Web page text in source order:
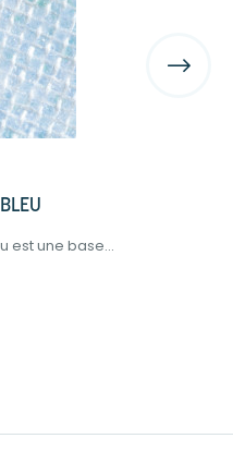
est une base...